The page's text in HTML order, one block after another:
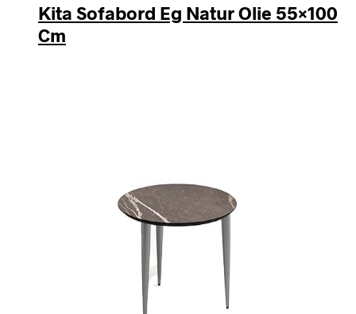
Kita Sofabord Eg Natur Olie 55×100
Cm